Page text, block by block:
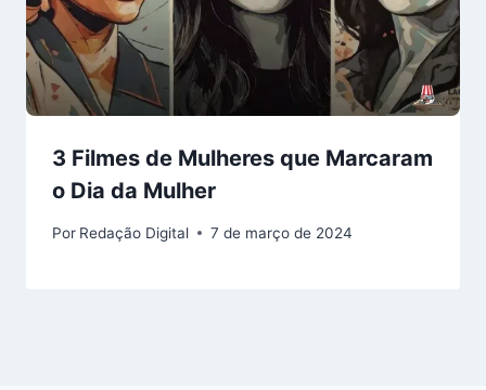
3 Filmes de Mulheres que Marcaram
o Dia da Mulher
Por Redação Digital 7 de março de 2024